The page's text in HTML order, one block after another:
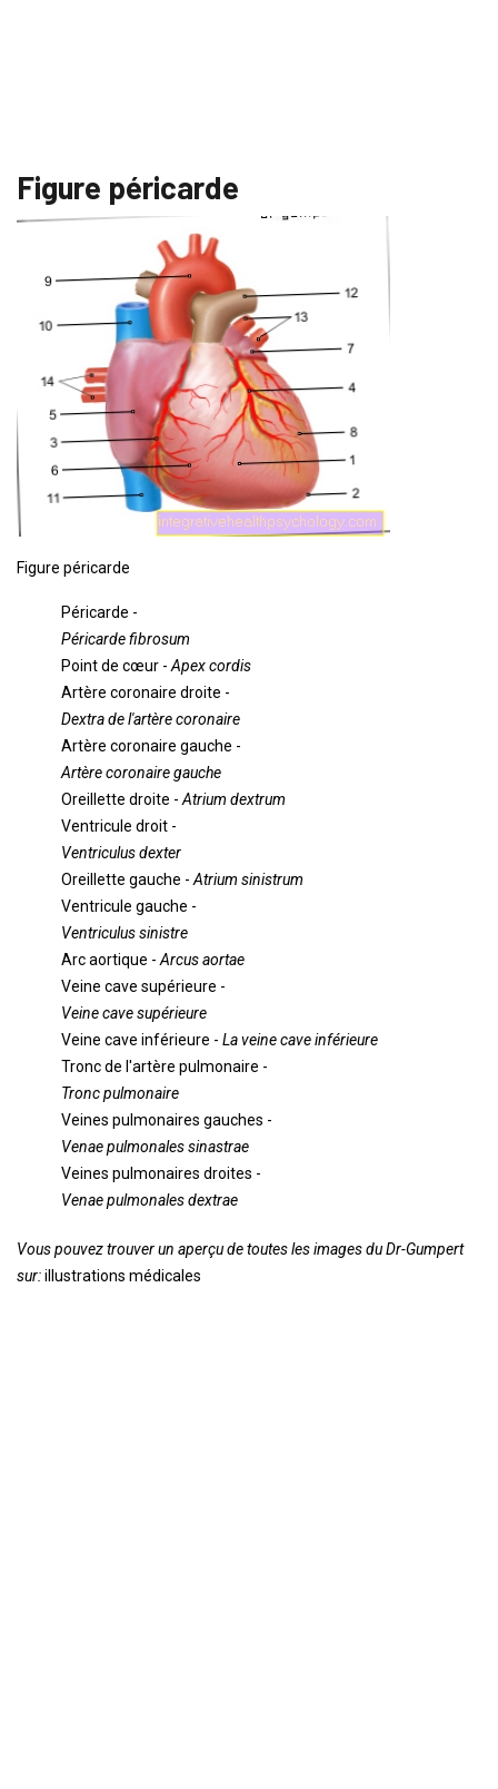
Figure péricarde
Figure péricarde
Péricarde -
Péricarde fibrosum
Point de cœur - Apex cordis
Artère coronaire droite -
Dextra de l'artère coronaire
Artère coronaire gauche -
Artère coronaire gauche
Oreillette droite - Atrium dextrum
Ventricule droit -
Ventriculus dexter
Oreillette gauche - Atrium sinistrum
Ventricule gauche -
Ventriculus sinistre
Arc aortique - Arcus aortae
Veine cave supérieure -
Veine cave supérieure
Veine cave inférieure - La veine cave inférieure
Tronc de l'artère pulmonaire -
Tronc pulmonaire
Veines pulmonaires gauches -
Venae pulmonales sinastrae
Veines pulmonaires droites -
Venae pulmonales dextrae
Vous pouvez trouver un aperçu de toutes les images du Dr-Gumpert
sur:illustrations médicales